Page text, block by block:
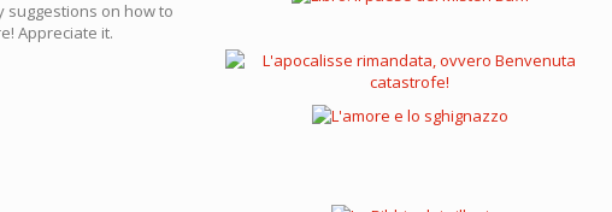
suggestions on how to
Appreciate it.